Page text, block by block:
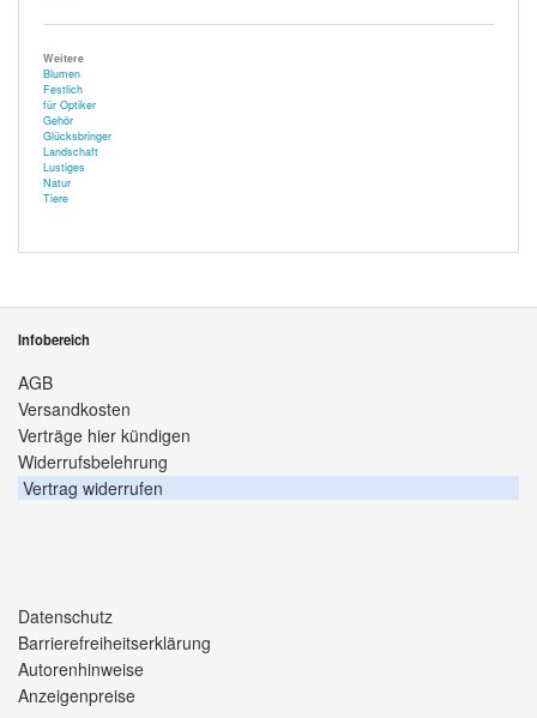
Weitere
Blumen
Festlich
für Optiker
Gehör
Glücksbringer
Landschaft
Lustiges
Natur
Tiere
Infobereich
AGB
Versandkosten
Verträge hier kündigen
Widerrufsbelehrung
Vertrag widerrufen
Datenschutz
Barrierefreiheitserklärung
Autorenhinweise
Anzeigenpreise